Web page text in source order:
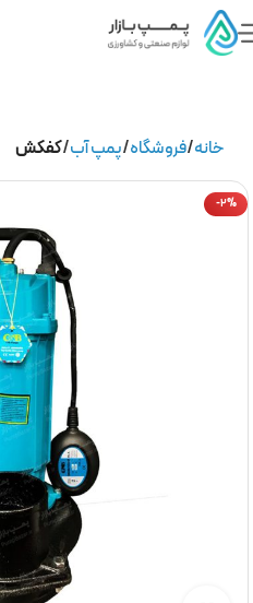
خانه فروشگاه پمپ آب کفکش
-2%